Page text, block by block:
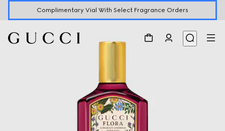
Complimentary Vial With Select Fragrance Orders